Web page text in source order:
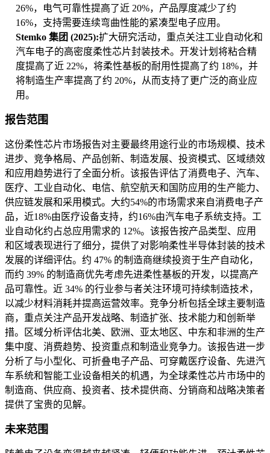
26%，电气可靠性提高了近 20%，产品厚度减少了约
16%，支持需要连续弯曲性能的紧凑型电子应用。
Stemko 集团 (2025):扩大研究活动，重点关注工业自动化和
汽车电子的高密度柔性芯片封装技术。开发计划将粘合精
度提高了近 22%，将柔性基板的耐用性提高了约 18%，并
将制造生产率提高了约 20%，从而支持了更广泛的商业应
用。
报告范围
这份柔性芯片市场报告对主要最终用途行业的市场规模、技术
进步、竞争格局、产品创新、制造发展、投资模式、区域绩效
和应用趋势进行了全面分析。该报告评估了消费电子、汽车、
医疗、工业自动化、电信、航空航天和国防应用的生产能力、
供应链发展和采用模式。大约54%的市场需求来自消费电子产
品，近18%由医疗设备支持，约16%由汽车电子系统支持。工
业自动化约占总应用需求的 12%。该报告按产品类型、应用
和区域表现进行了细分，提供了对影响柔性半导体封装的技术
发展的详细评估。约 47% 的制造商继续投资于生产自动化，
而约 39% 的制造商优先考虑先进柔性基板的开发，以提高产
品可靠性。近 34% 的行业参与者关注环境可持续制造技术，
以减少材料消耗并提高运营效率。竞争分析包括全球主要制造
商，重点关注产品开发战略、制造扩张、技术能力和创新举
措。区域分析评估北美、欧洲、亚太地区、中东和非洲的生产
集中度、消费趋势、投资重点和制造业竞争力。该报告进一步
分析了与小型化、可折叠电子产品、可穿戴医疗设备、先进汽
车系统和智能工业设备相关的机遇，为全球柔性芯片市场中的
制造商、供应商、投资者、技术提供商、分销商和战略决策者
提供了宝贵的见解。
未来范围